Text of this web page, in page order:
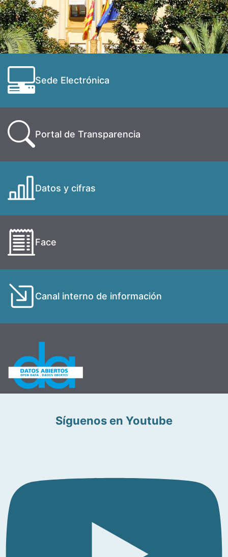
Sede Electrónica
Portal de Transparencia
Datos y cifras
Face
Canal interno de información
Síguenos en Youtube